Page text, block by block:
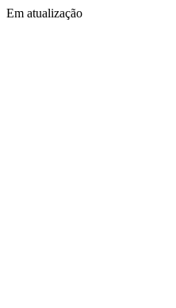
Em atualização